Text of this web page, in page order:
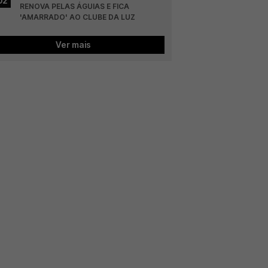
RENOVA PELAS ÁGUIAS E FICA
'AMARRADO' AO CLUBE DA LUZ
Ver mais